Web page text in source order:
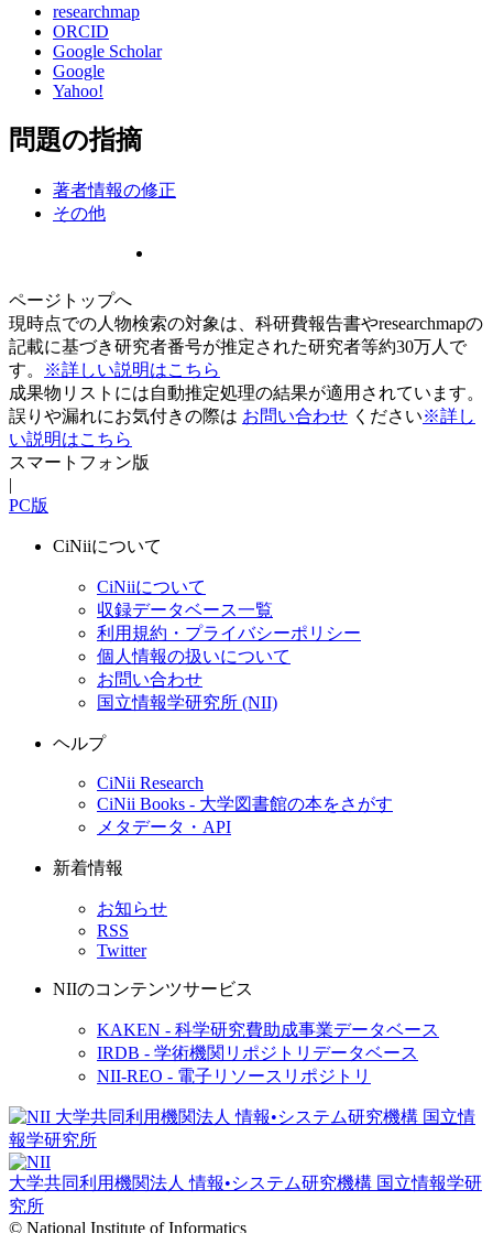
researchmap
ORCID
Google Scholar
Google
Yahoo!
問題の指摘
著者情報の修正
その他
ページトップへ
現時点での人物検索の対象は、科研費報告書やresearchmapの
記載に基づき研究者番号が推定された研究者等約30万人で
す。
※詳しい説明はこちら
成果物リストには自動推定処理の結果が適用されています。
誤りや漏れにお気付きの際は お問い合わせ ください※詳し
い説明はこちら
スマートフォン版
|
PC版
CiNiiについて
CiNiiについて
収録データベース一覧
利用規約・プライバシーポリシー
個人情報の扱いについて
お問い合わせ
国立情報学研究所 (NII)
ヘルプ
CiNii Research
CiNii Books - 大学図書館の本をさがす
メタデータ・API
新着情報
お知らせ
RSS
Twitter
NIIのコンテンツサービス
KAKEN - 科学研究費助成事業データベース
IRDB - 学術機関リポジトリデータベース
NII-REO - 電子リソースリポジトリ
大学共同利用機関法人 情報•システム研究機構 国立情報学研
究所
© National Institute of Informatics